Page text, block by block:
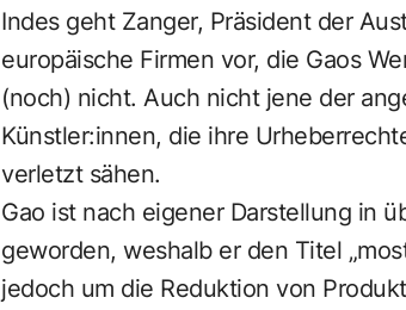
Indes geht Zanger, Präsident der
europäische Firmen vor, die Gaos
(noch) nicht. Auch nicht jene der
Künstler:innen, die ihre
verletzt sähen.
Gao ist nach eigener Darstellung in
geworden, weshalb er den Titel
jedoch um die Reduktion von